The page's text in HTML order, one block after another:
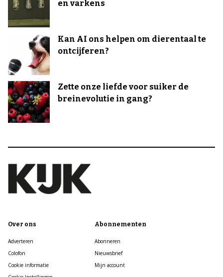
en varkens
Kan AI ons helpen om dierentaal te
ontcijferen?
Zette onze liefde voor suiker de
breinevolutie in gang?
Over ons
Adverteren
Colofon
Cookie informatie
Abonnementen
Abonneren
Nieuwsbrief
Mijn account